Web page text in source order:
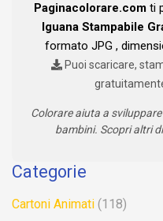
Paginacolorare.com ti
Iguana Stampabile
formato JPG ,
Puoi scaricare,
Colorare aiuta a
bambini. Scopri altri
Categorie
Cartoni Animati (118)